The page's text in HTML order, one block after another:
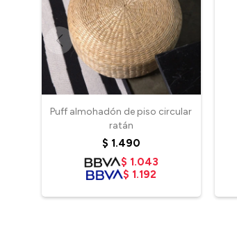
Puff almohadón de piso circular
ratán
$ 1.490
$ 1.043
$ 1.192